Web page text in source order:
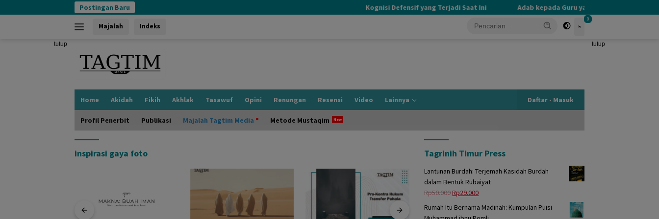
ke
Postingan Baru Kognisi Defensif yang Terjadi Saat Ini Adab kepada Guru yang Terlupakan
Majalah Indeks
0
tutup tutup
Home Akidah Fikih Akhlak Tasawuf Opini Renungan Resensi Video Lainnya Daftar - Masuk
Profil Penerbit Publikasi Majalah Tagtim Media Metode Mustaqim
inspirasi gaya foto Tagrinih Timur Press
Lantunan Burdah: Terjemah Kasidah Burdah
dalam Bentuk Rubaiyat
Rp50.000Harga
adalah:
Rp29.000Harga
Rumah Itu Bernama Madinah: Kumpulan Puisi